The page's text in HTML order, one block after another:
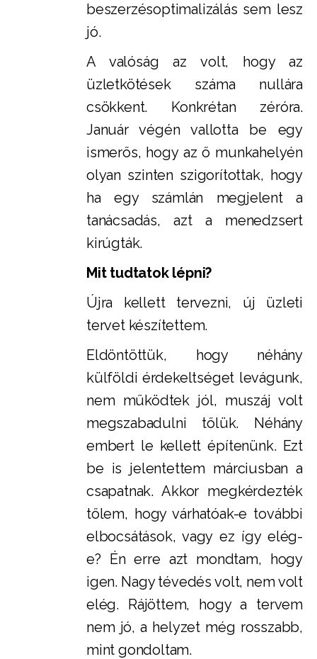
beszerzésoptimalizálás sem lesz
jó.
A valóság az volt, hogy az
üzletkötések száma nullára
csökkent. Konkrétan zéróra.
Január végén vallotta be egy
ismerős, hogy az ő munkahelyén
olyan szinten szigorítottak, hogy
ha egy számlán megjelent a
tanácsadás, azt a menedzsert
kirúgták.
Mit tudtatok lépni?
Újra kellett tervezni, új üzleti
tervet készítettem.
Eldöntöttük, hogy néhány
külföldi érdekeltséget levágunk,
nem működtek jól, muszáj volt
megszabadulni tőlük. Néhány
embert le kellett építenünk. Ezt
be is jelentettem márciusban a
csapatnak. Akkor megkérdezték
tőlem, hogy várhatóak-e további
elbocsátások, vagy ez így elég-
e? Én erre azt mondtam, hogy
igen. Nagy tévedés volt, nem volt
elég. Rájöttem, hogy a tervem
nem jó, a helyzet még rosszabb,
mint gondoltam.